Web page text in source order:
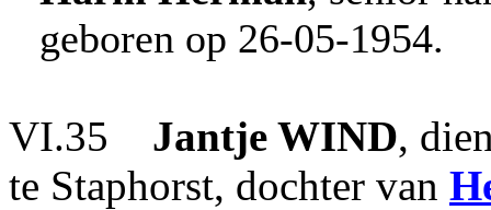
geboren op 26-05-1954.
VI.35 Jantje WIND,
te Staphorst, dochter van